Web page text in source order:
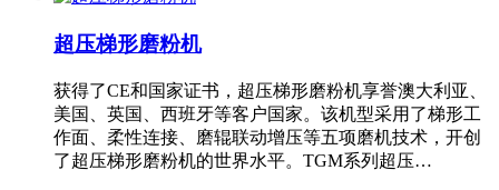
超压梯形磨粉机
获得了CE和国家证书，超压梯形磨粉机享誉澳大利亚、
美国、英国、西班牙等客户国家。该机型采用了梯形工
作面、柔性连接、磨辊联动增压等五项磨机技术，开创
了超压梯形磨粉机的世界水平。TGM系列超压…